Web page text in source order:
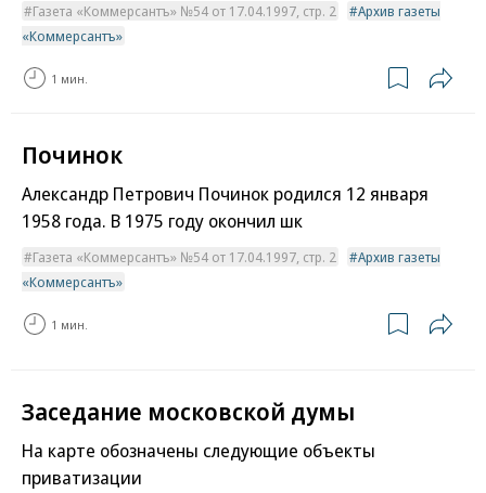
Газета «Коммерсантъ» №54 от 17.04.1997, стр. 2
Архив газеты
«Коммерсантъ»
1 мин.
Починок
Александр Петрович Починок родился 12 января
1958 года. В 1975 году окончил шк
Газета «Коммерсантъ» №54 от 17.04.1997, стр. 2
Архив газеты
«Коммерсантъ»
1 мин.
Заседание московской думы
На карте обозначены следующие объекты
приватизации